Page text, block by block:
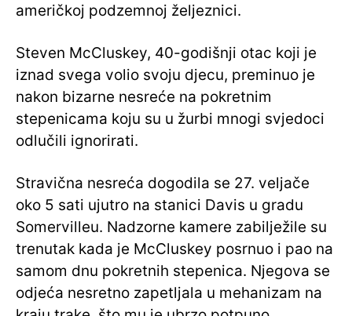
američkoj podzemnoj željeznici.
Steven McCluskey, 40-godišnji otac koji je
iznad svega volio svoju djecu, preminuo je
nakon bizarne nesreće na pokretnim
stepenicama koju su u žurbi mnogi svjedoci
odlučili ignorirati.
Stravična nesreća dogodila se 27. veljače
oko 5 sati ujutro na stanici Davis u gradu
Somervilleu. Nadzorne kamere zabilježile su
trenutak kada je McCluskey posrnuo i pao na
samom dnu pokretnih stepenica. Njegova se
odjeća nesretno zapetljala u mehanizam na